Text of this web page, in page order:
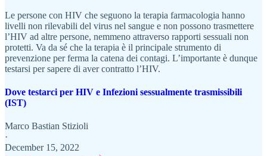
Le persone con HIV che seguono la terapia farmacologia hanno
livelli non rilevabili del virus nel sangue e non possono trasmettere
l’HIV ad altre persone, nemmeno attraverso rapporti sessuali non
protetti. Va da sé che la terapia è il principale strumento di
prevenzione per ferma la catena dei contagi. L’importante è dunque
testarsi per sapere di aver contratto l’HIV.
Dove testarci per HIV e Infezioni sessualmente trasmissibili
(IST)
Marco Bastian Stizioli
·
December 15, 2022